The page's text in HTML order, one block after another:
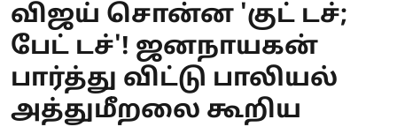
விஜய் சொன்ன 'குட் டச்;
பேட் டச்'! ஜனநாயகன்
பார்த்து விட்டு பாலியல்
அத்துமீறலை கூறிய